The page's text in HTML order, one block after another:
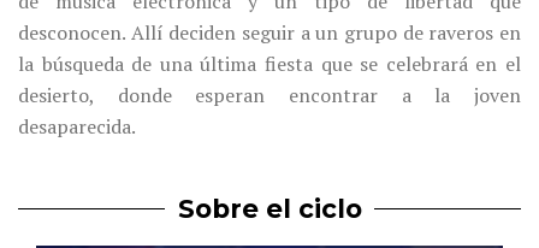
desconocen. Allí deciden seguir a un grupo de raveros en
la búsqueda de una última fiesta que se celebrará en el
desierto, donde esperan encontrar a la joven
desaparecida.
Sobre el ciclo